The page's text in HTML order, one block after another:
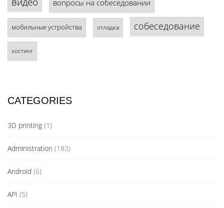
вопросы на собеседовании
мобильные устройства отладка собеседование
хостинг
CATEGORIES
3D printing (1)
Administration (183)
Android (6)
API (5)